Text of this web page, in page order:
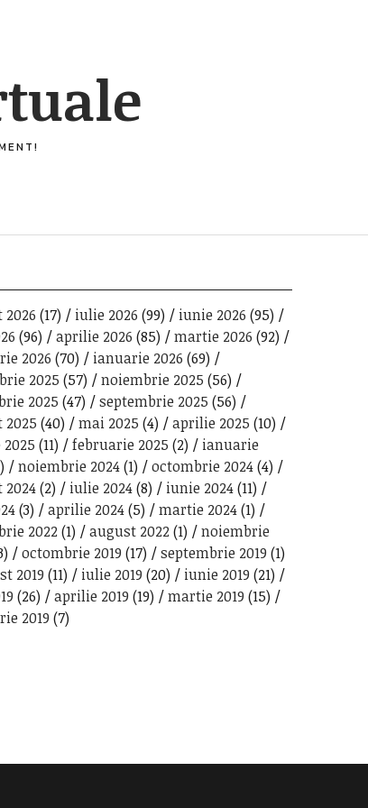
(17) iulie 2026 (99) iunie 2026 (95)
(96) aprilie 2026 (85) martie 2026 (92)
2026 (70) ianuarie 2026 (69)
2025 (57) noiembrie 2025 (56)
2025 (47) septembrie 2025 (56)
(40) mai 2025 (4) aprilie 2025 (10)
(11) februarie 2025 (2)
ianuarie
noiembrie 2024(1) octombrie 2024(4)
(2) iulie 2024(8) iunie 2024(11)
(3) aprilie 2024(5) martie 2024(1)
2022(1) august 2022(1)
noiembrie
octombrie 2019 (17) septembrie 2019 (1)
2019 (11) iulie 2019 (20) iunie 2019 (21)
(26) aprilie 2019 (19) martie 2019 (15)
2019 (7)